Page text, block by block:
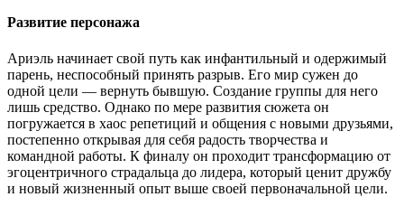
Развитие персонажа
Ариэль начинает свой путь как инфантильный и одержимый
парень, неспособный принять разрыв. Его мир сужен до
одной цели — вернуть бывшую. Создание группы для него
лишь средство. Однако по мере развития сюжета он
погружается в хаос репетиций и общения с новыми друзьями,
постепенно открывая для себя радость творчества и
командной работы. К финалу он проходит трансформацию от
эгоцентричного страдальца до лидера, который ценит дружбу
и новый жизненный опыт выше своей первоначальной цели.